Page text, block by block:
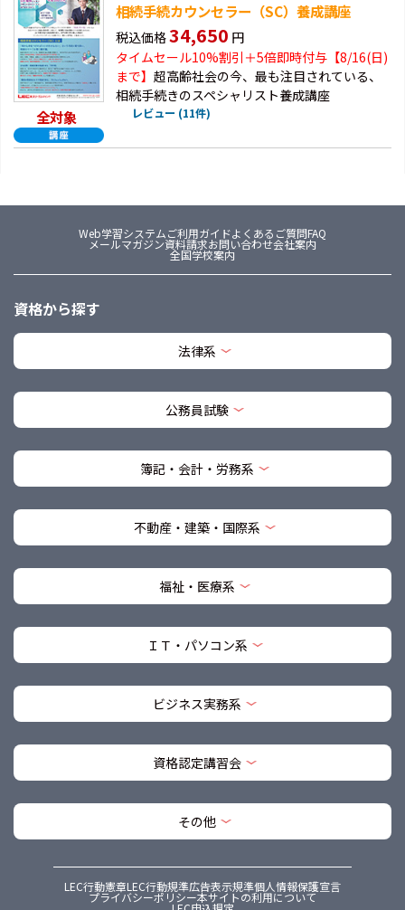
全対象
相続手続カウンセラー（SC）養成講座
税込価格34,650 円
タイムセール10%割引＋5倍即時付与【8/16(日)
まで】 超高齢社会の今、最も注目されている、
相続手続きのスペシャリスト養成講座
レビュー (11件)
Web学習システムご利用ガイドよくあるご質問FAQ
メールマガジン資料請求お問い合わせ会社案内
全国学校案内
資格から探す
法律系
公務員試験
簿記・会計・労務系
不動産・建築・国際系
福祉・医療系
ＩＴ・パソコン系
ビジネス実務系
資格認定講習会
その他
LEC行動憲章LEC行動規準広告表示規準個人情報保護宣言
プライバシーポリシー本サイトの利用について